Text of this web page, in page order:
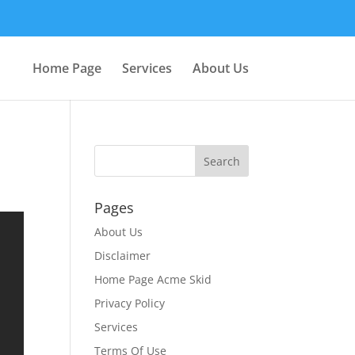
Home Page Services About Us
Pages
About Us
Disclaimer
Home Page Acme Skid
Privacy Policy
Services
Terms Of Use